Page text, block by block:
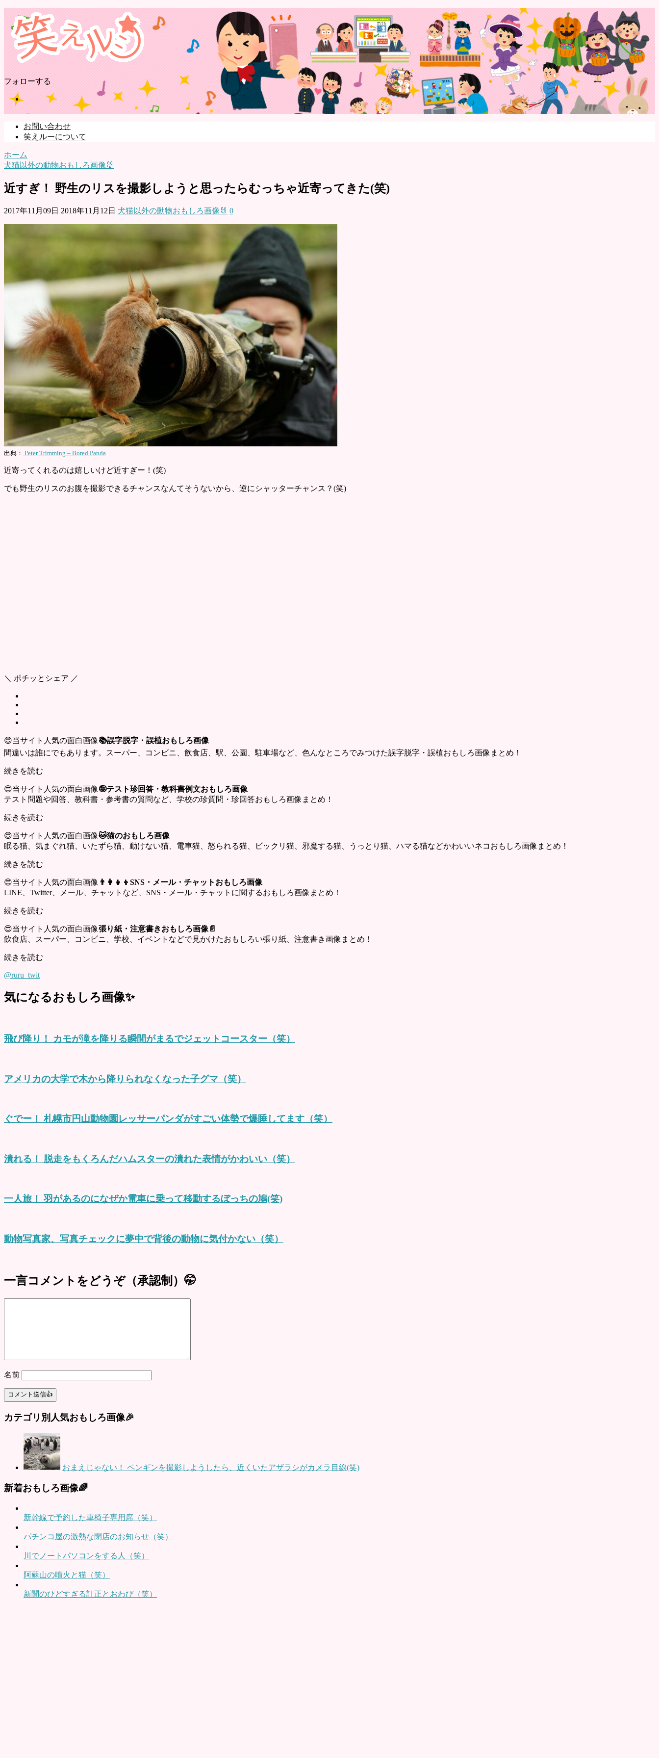
フォローする
お問い合わせ
笑えルーについて
ホーム
犬猫以外の動物おもしろ画像🐰
近すぎ！ 野生のリスを撮影しようと思ったらむっちゃ近寄ってきた(笑)
2017年11月09日 2018年11月12日 犬猫以外の動物おもしろ画像🐰 0
出典： Peter Trimming – Bored Panda
近寄ってくれるのは嬉しいけど近すぎー！(笑)
でも野生のリスのお腹を撮影できるチャンスなんてそうないから、逆にシャッターチャンス？(笑)
＼ ポチッとシェア ／
😍当サイト人気の面白画像📚誤字脱字・誤植おもしろ画像
間違いは誰にでもあります。スーパー、コンビニ、飲食店、駅、公園、駐車場など、色んなところでみつけた誤字脱字・誤植おもしろ画像まとめ！
続きを読む
😍当サイト人気の面白画像🤪テスト珍回答・教科書例文おもしろ画像
テスト問題や回答、教科書・参考書の質問など、学校の珍質問・珍回答おもしろ画像まとめ！
続きを読む
😍当サイト人気の面白画像🐱猫のおもしろ画像
眠る猫、気まぐれ猫、いたずら猫、動けない猫、電車猫、怒られる猫、ビックリ猫、邪魔する猫、うっとり猫、ハマる猫などかわいいネコおもしろ画像まとめ！
続きを読む
😍当サイト人気の面白画像 👨‍👩‍👧‍👦SNS・メール・チャットおもしろ画像
LINE、Twitter、メール、チャットなど、SNS・メール・チャットに関するおもしろ画像まとめ！
続きを読む
😍当サイト人気の面白画像張り紙・注意書きおもしろ画像📄
飲食店、スーパー、コンビニ、学校、イベントなどで見かけたおもしろい張り紙、注意書き画像まとめ！
続きを読む
@ruru_twit
気になるおもしろ画像✨
飛び降り！ カモが滝を降りる瞬間がまるでジェットコースター（笑）
アメリカの大学で木から降りられなくなった子グマ（笑）
ぐでー！ 札幌市円山動物園レッサーパンダがすごい体勢で爆睡してます（笑）
潰れる！ 脱走をもくろんだハムスターの潰れた表情がかわいい（笑）
一人旅！ 羽があるのになぜか電車に乗って移動するぼっちの鳩(笑)
動物写真家、写真チェックに夢中で背後の動物に気付かない（笑）
一言コメントをどうぞ（承認制）🤭
名前
カテゴリ別人気おもしろ画像🎉
おまえじゃない！ ペンギンを撮影しようしたら、近くいたアザラシがカメラ目線(笑)
新着おもしろ画像🌈
新幹線で予約した車椅子専用席（笑）
パチンコ屋の激熱な閉店のお知らせ（笑）
川でノートパソコンをする人（笑）
阿蘇山の噴火と猫（笑）
新聞のひどすぎる訂正とおわび（笑）